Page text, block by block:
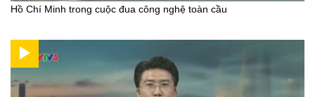
Hồ Chí Minh trong cuộc đua công nghệ toàn cầu